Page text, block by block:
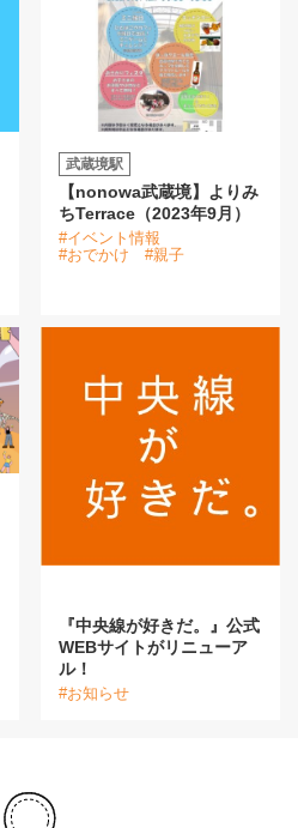
武蔵境駅
【nonowa武蔵境】よりみ
ちTerrace（2023年9月）
#イベント情報
#おでかけ
#親子
『中央線が好きだ。』公式
WEBサイトがリニューア
ル！
#お知らせ